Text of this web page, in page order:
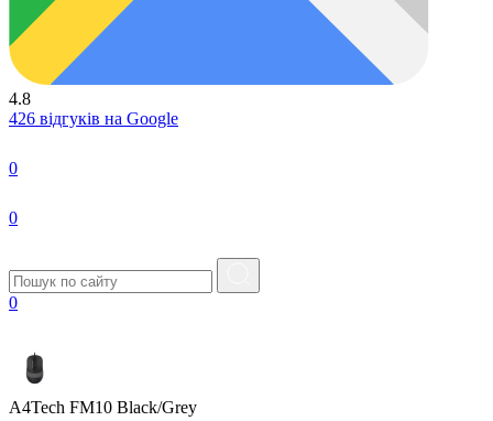
4.8
426 відгуків на Google
0
0
0
A4Tech FM10 Black/Grey